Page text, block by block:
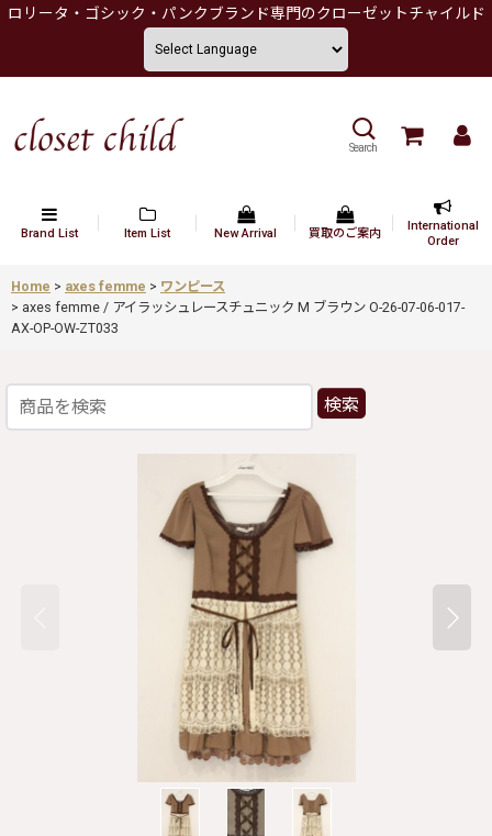
ロリータ・ゴシック・パンクブランド専門のクローゼットチャイルド
Search
Brand List Item List New Arrival 買取のご案内
International
Order
Home > axes femme > ワンピース
> axes femme / アイラッシュレースチュニック M ブラウン O-26-07-06-017-
AX-OP-OW-ZT033
検索